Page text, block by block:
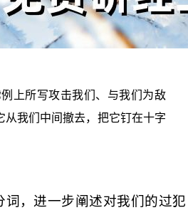
上所写攻击我们、与我们为敌
从我们中间撤去，把它钉在十字
词，进一步阐述对我们的过犯